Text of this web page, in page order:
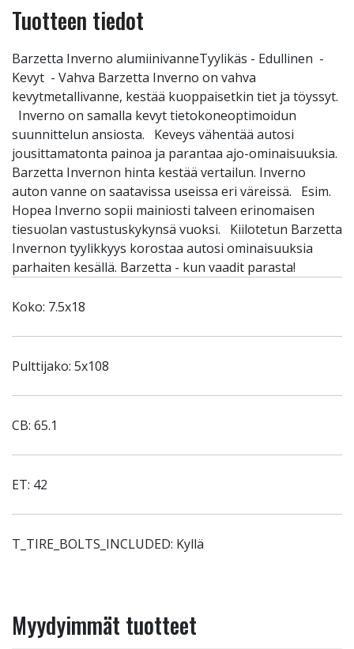
Tuotteen tiedot
Barzetta Inverno alumiinivanneTyylikäs - Edullinen -
Kevyt - Vahva Barzetta Inverno on vahva
kevytmetallivanne, kestää kuoppaisetkin tiet ja töyssyt.
Inverno on samalla kevyt tietokoneoptimoidun
suunnittelun ansiosta. Keveys vähentää autosi
jousittamatonta painoa ja parantaa ajo-ominaisuuksia.
Barzetta Invernon hinta kestää vertailun. Inverno
auton vanne on saatavissa useissa eri väreissä. Esim.
Hopea Inverno sopii mainiosti talveen erinomaisen
tiesuolan vastustuskykynsä vuoksi. Kiilotetun Barzetta
Invernon tyylikkyys korostaa autosi ominaisuuksia
parhaiten kesällä. Barzetta - kun vaadit parasta!
Koko: 7.5x18
Pulttijako: 5x108
CB: 65.1
ET: 42
T_TIRE_BOLTS_INCLUDED: Kyllä
Myydyimmät tuotteet